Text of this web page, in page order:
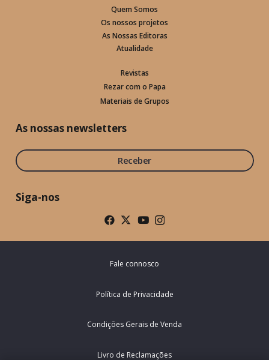
Quem Somos
Os nossos projetos
As Nossas Editoras
Atualidade
Revistas
Rezar com o Papa
Materiais de Grupos
As nossas newsletters
Receber
Siga-nos
Fale connosco
Política de Privacidade
Condições Gerais de Venda
Livro de Reclamações